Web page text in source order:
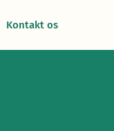
Kontakt os